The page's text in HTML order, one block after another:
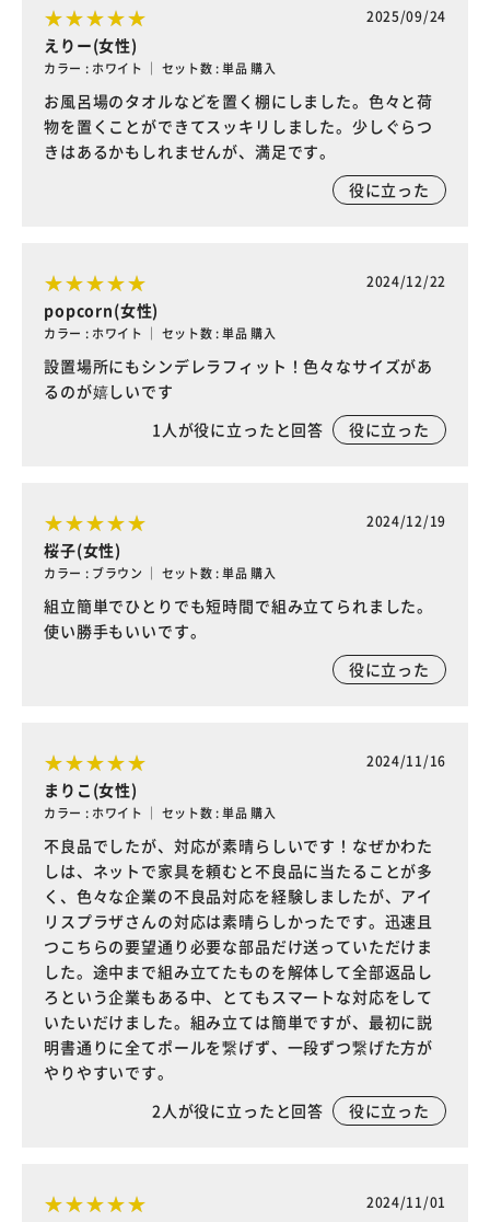
2025/09/24
えりー(女性)
カラー : ホワイト ｜ セット数 : 単品 購入
お風呂場のタオルなどを置く棚にしました。色々と荷
物を置くことができてスッキリしました。少しぐらつ
きはあるかもしれませんが、満足です。
役に立った
2024/12/22
popcorn(女性)
カラー : ホワイト ｜ セット数 : 単品 購入
設置場所にもシンデレラフィット！色々なサイズがあ
るのが嬉しいです
1人が役に立ったと回答 役に立った
2024/12/19
桜子(女性)
カラー : ブラウン ｜ セット数 : 単品 購入
組立簡単でひとりでも短時間で組み立てられました。
使い勝手もいいです。
役に立った
2024/11/16
まりこ(女性)
カラー : ホワイト ｜ セット数 : 単品 購入
不良品でしたが、対応が素晴らしいです！なぜかわた
しは、ネットで家具を頼むと不良品に当たることが多
く、色々な企業の不良品対応を経験しましたが、アイ
リスプラザさんの対応は素晴らしかったです。迅速且
つこちらの要望通り必要な部品だけ送っていただけま
した。途中まで組み立てたものを解体して全部返品し
ろという企業もある中、とてもスマートな対応をして
いたいだけました。組み立ては簡単ですが、最初に説
明書通りに全てポールを繋げず、一段ずつ繋げた方が
やりやすいです。
2人が役に立ったと回答 役に立った
2024/11/01